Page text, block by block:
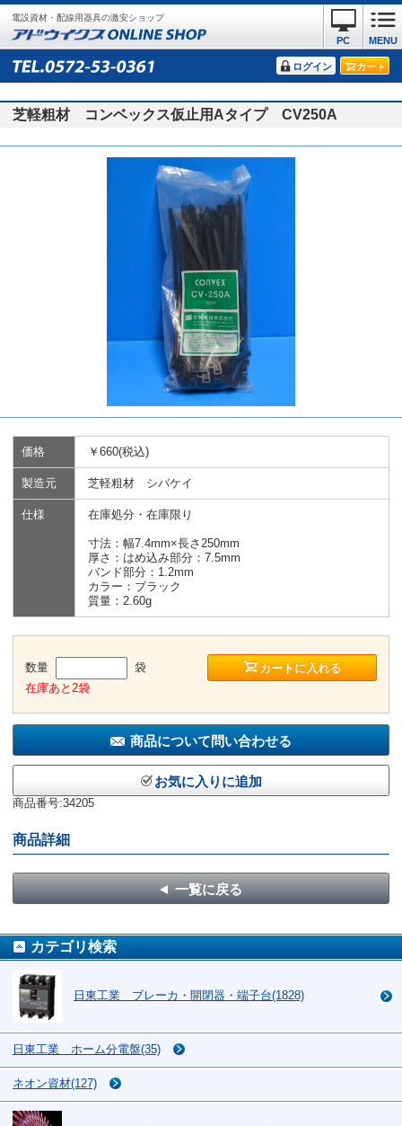
電設資材・配線用器具の激安ショップ
MENU
PC
ログイン カート
芝軽粗材 コンベックス仮止用Aタイプ CV250A
価格 ￥660(税込)
製造元 芝軽粗材 シバケイ
仕様 在庫処分・在庫限り
寸法：幅7.4mm×長さ250mm
厚さ：はめ込み部分：7.5mm
バンド部分：1.2mm
カラー：ブラック
質量：2.60g
数量
袋
在庫あと2袋
カートに入れる
商品について問い合わせる
お気に入りに追加
商品番号:34205
商品詳細
一覧に戻る
カテゴリ検索
日東工業 ブレーカ・開閉器・端子台(1828)
日東工業 ホーム分電盤(35)
ネオン資材(127)